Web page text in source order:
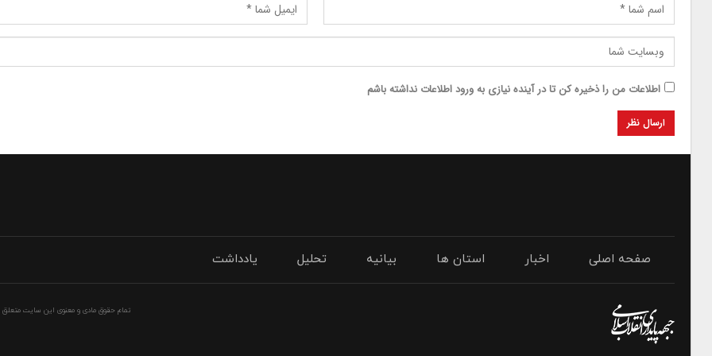
اطلاعات من را ذخیره کن تا در آینده نیازی به ورود اطلاعات نداشته باشم
صفحه اصلی اخبار استان ها بیانیه تحلیل یادداشت
تمام حقوق مادی و معنوی این سایت متعلق